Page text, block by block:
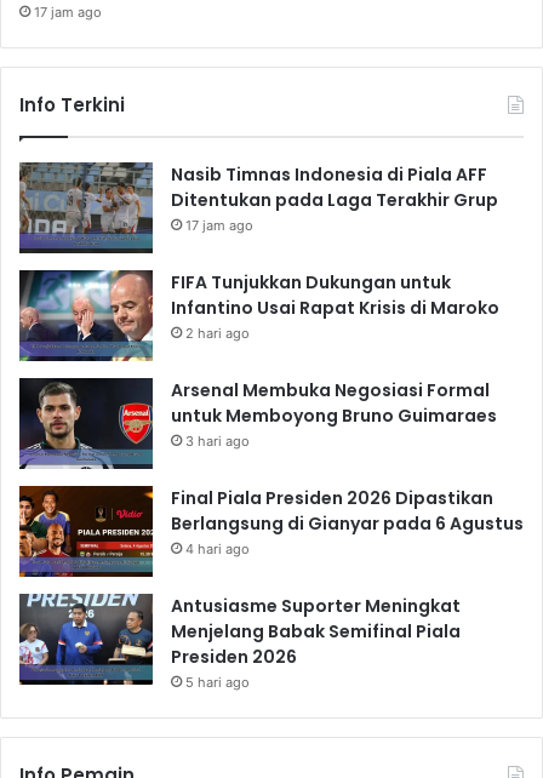
17 jam ago
Info Terkini
Nasib Timnas Indonesia di Piala AFF
Ditentukan pada Laga Terakhir Grup
17 jam ago
FIFA Tunjukkan Dukungan untuk
Infantino Usai Rapat Krisis di Maroko
2 hari ago
Arsenal Membuka Negosiasi Formal
untuk Memboyong Bruno Guimaraes
3 hari ago
Final Piala Presiden 2026 Dipastikan
Berlangsung di Gianyar pada 6 Agustus
4 hari ago
Antusiasme Suporter Meningkat
Menjelang Babak Semifinal Piala
Presiden 2026
5 hari ago